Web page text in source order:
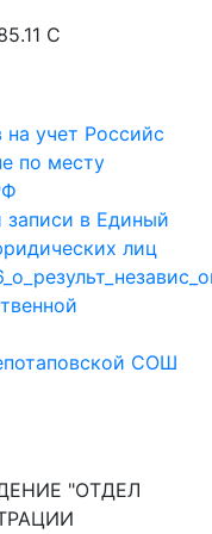
C
учет Российс
по месту
записи в Единый
лиц
СОШ
"ОТДЕЛ